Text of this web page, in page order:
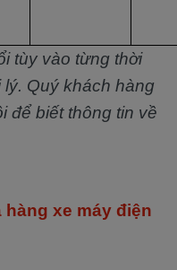
tùy vào từng thời
Quý khách hàng
để biết thông tin về
hàng xe máy điện